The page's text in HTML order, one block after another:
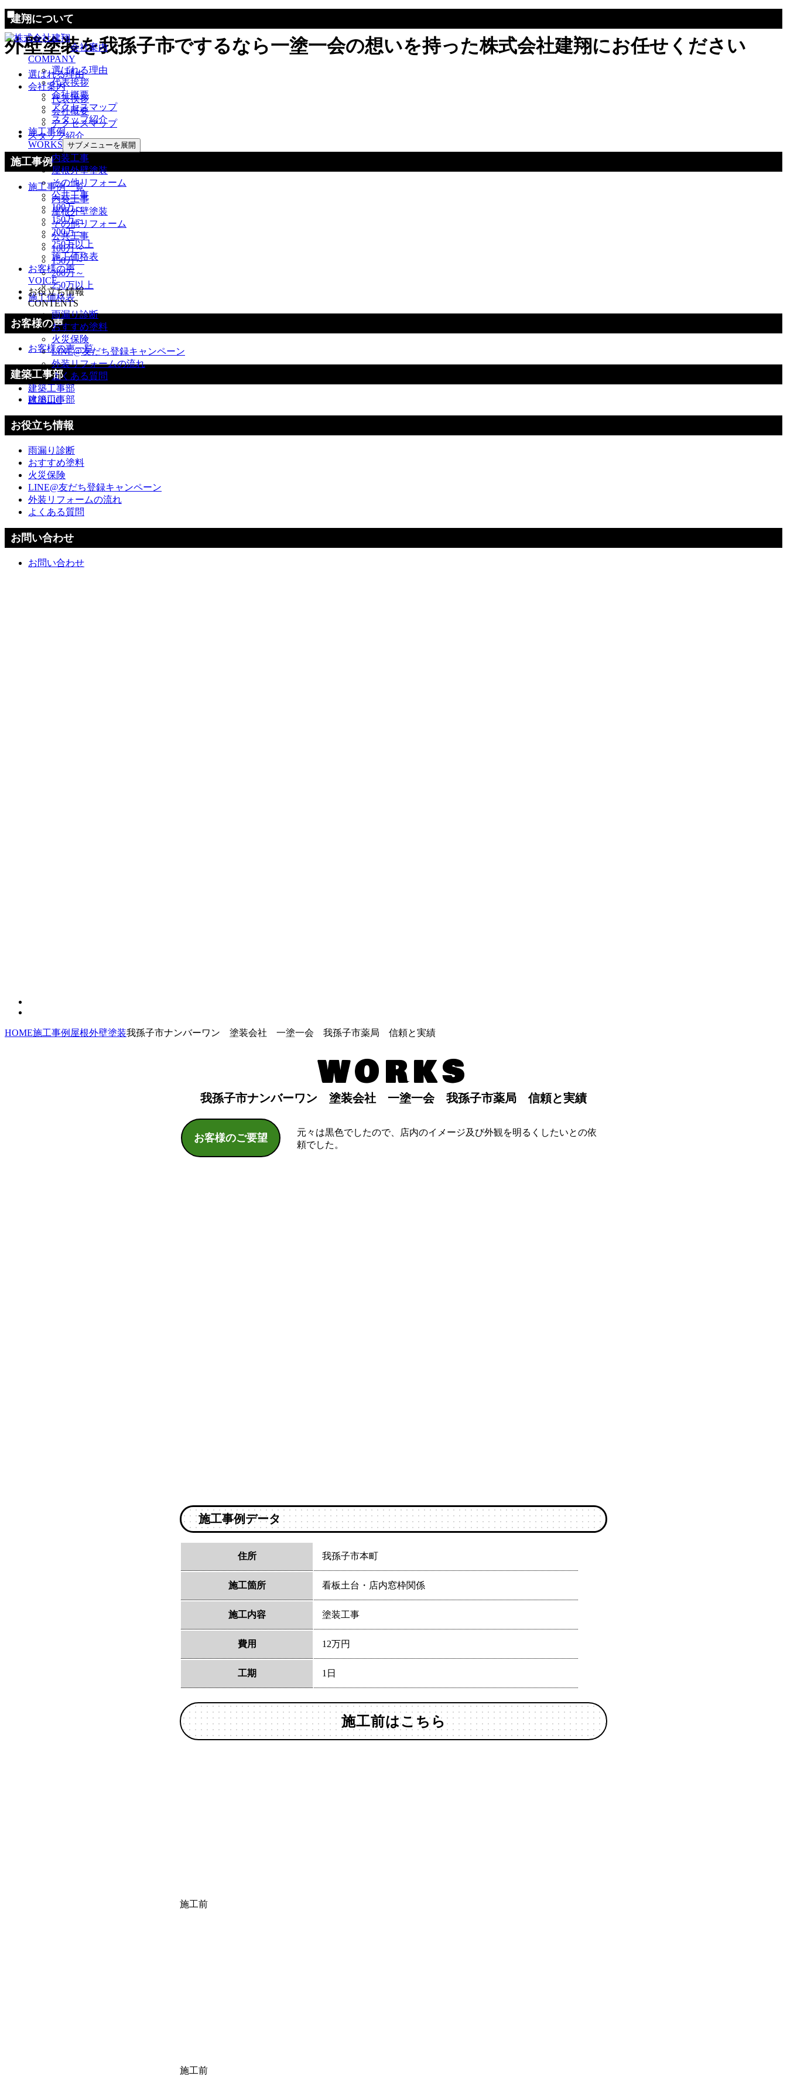
外壁塗装を我孫子市でするなら一塗一会の想いを持った株式会社建翔にお任せください
会社案内
COMPANY
選ばれる理由
代表挨拶
会社概要
アクセスマップ
スタッフ紹介
施工事例
WORKS サブメニューを展開
内装工事
屋根外壁塗装
その他リフォーム
公共工事
100万～
150万～
200万～
250万以上
施工価格表
お客様の声
VOICE
お役立ち情報
CONTENTS
雨漏り診断
おすすめ塗料
火災保険
LINE@友だち登録キャンペーン
外装リフォームの流れ
よくある質問
建築工事部
PUBLIC
建翔について
選ばれる理由
会社案内
代表挨拶
会社概要
アクセスマップ
スタッフ紹介
施工事例
施工事例一覧
内装工事
屋根外壁塗装
その他リフォーム
公共工事
100万～
150万～
200万～
250万以上
施工価格表
お客様の声
お客様の声一覧
建築工事部
建築工事部
お役立ち情報
雨漏り診断
おすすめ塗料
火災保険
LINE@友だち登録キャンペーン
外装リフォームの流れ
よくある質問
お問い合わせ
お問い合わせ
HOME施工事例 屋根外壁塗装我孫子市ナンバーワン 塗装会社 一塗一会 我孫子市薬局 信頼と実績
WORKS
我孫子市ナンバーワン 塗装会社 一塗一会 我孫子市薬局 信頼と実績
お客様のご要望
元々は黒色でしたので、店内のイメージ及び外観を明るくしたいとの依
頼でした。
施工事例データ
住所 我孫子市本町
施工箇所 看板土台・店内窓枠関係
施工内容 塗装工事
費用 12万円
工期 1日
施工前はこちら
施工前
施工前